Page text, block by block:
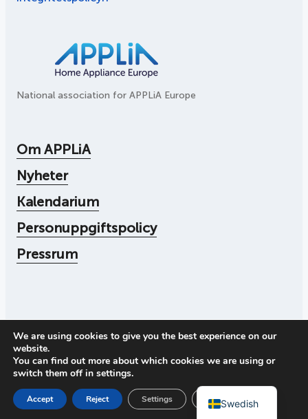
National association for APPLiA Europe
Om APPLiA
Nyheter
Kalendarium
Personuppgiftspolicy
Pressrum
© 2026Applia
Org nr: 556104-4545
Ring oss:+46 73 078 30 72
Adress: Storgatan 19, 114 51 Stockholm
We are using cookies to give you the best experience on our
website.
You can find out more about which cookies we are using or
switch them off in settings.
Accept Reject Settings Stäng GDPR-
Swedish
English